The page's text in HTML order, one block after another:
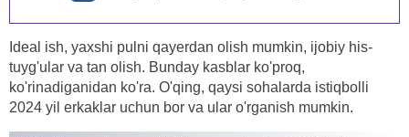
Ideal ish, yaxshi pulni qayerdan olish mumkin, ijobiy his-
tuyg'ular va tan olish. Bunday kasblar ko'proq,
ko'rinadiganidan ko'ra. O'qing, qaysi sohalarda istiqbolli
2024 yil erkaklar uchun bor va ular o'rganish mumkin.